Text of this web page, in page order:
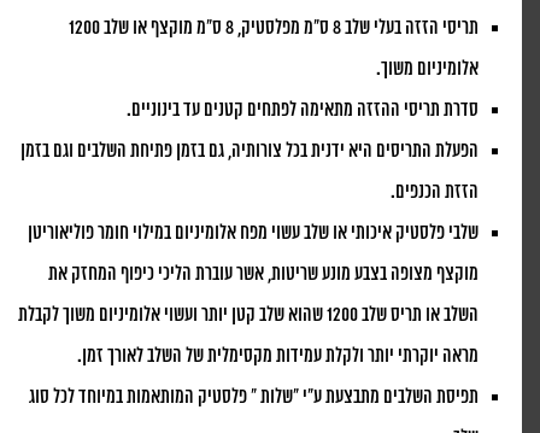
תריסי הזזה בעלי שלב 8 ס"מ מפלסטיק, 8 ס"מ מוקצף או שלב 1200
אלומיניום משוך.
סדרת תריסי ההזזה מתאימה לפתחים קטנים עד בינוניים.
הפעלת התריסים היא ידנית בכל צורותיה, גם בזמן פתיחת השלבים וגם בזמן
הזזת הכנפים.
שלבי פלסטיק איכותי או שלב עשוי מפח אלומיניום במילוי חומר פוליאוריטן
מוקצף מצופה בצבע מונע שריטות, אשר עוברת הליכי כיפוף המחזק את
השלב או תריס שלב 1200 שהוא שלב קטן יותר ועשוי אלומיניום משוך לקבלת
מראה יוקרתי יותר ולקלת עמידות מקסימלית של השלב לאורך זמן.
תפיסת השלבים מתבצעת ע"י "שלות " פלסטיק המותאמות במיוחד לכל סוג